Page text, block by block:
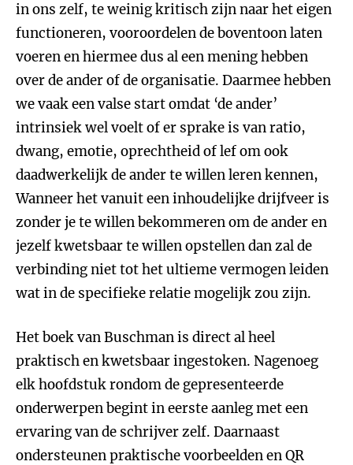
in ons zelf, te weinig kritisch zijn naar het eigen
functioneren, vooroordelen de boventoon laten
voeren en hiermee dus al een mening hebben
over de ander of de organisatie. Daarmee hebben
we vaak een valse start omdat ‘de ander’
intrinsiek wel voelt of er sprake is van ratio,
dwang, emotie, oprechtheid of lef om ook
daadwerkelijk de ander te willen leren kennen,
Wanneer het vanuit een inhoudelijke drijfveer is
zonder je te willen bekommeren om de ander en
jezelf kwetsbaar te willen opstellen dan zal de
verbinding niet tot het ultieme vermogen leiden
wat in de specifieke relatie mogelijk zou zijn.
Het boek van Buschman is direct al heel
praktisch en kwetsbaar ingestoken. Nagenoeg
elk hoofdstuk rondom de gepresenteerde
onderwerpen begint in eerste aanleg met een
ervaring van de schrijver zelf. Daarnaast
ondersteunen praktische voorbeelden en QR